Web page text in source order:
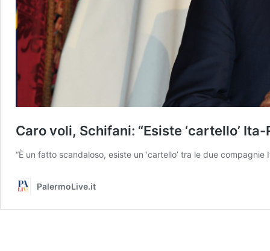
Caro voli, Schifani: “Esiste ‘cartello’
“È un fatto scandaloso, esiste un ‘cartello’ tra le due
PalermoLive.it